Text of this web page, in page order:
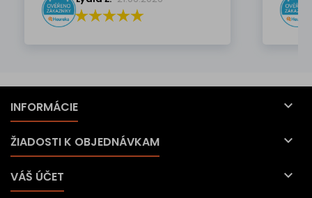
INFORMÁCIE 
ŽIADOSTI K OBJEDNÁVKAM 
VÁŠ ÚČET 